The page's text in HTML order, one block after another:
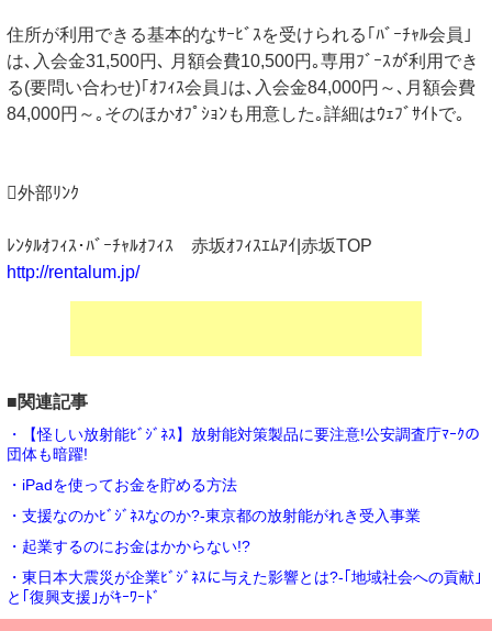
住所が利用できる基本的なｻｰﾋﾞｽを受けられる｢ﾊﾞｰﾁｬﾙ会員｣
は､入会金31,500円､ 月額会費10,500円｡専用ﾌﾞｰｽが利用でき
る(要問い合わせ)｢ｵﾌｨｽ会員｣は､入会金84,000円～､月額会費
84,000円～｡そのほかｵﾌﾟｼｮﾝも用意した｡詳細はｳｪﾌﾞｻｲﾄで｡
外部ﾘﾝｸ
ﾚﾝﾀﾙｵﾌｨｽ･ﾊﾞｰﾁｬﾙｵﾌｨｽ 赤坂ｵﾌｨｽｴﾑｱｲ|赤坂TOP
http://rentalum.jp/
■関連記事
・【怪しい放射能ﾋﾞｼﾞﾈｽ】放射能対策製品に要注意!公安調査庁ﾏｰｸの
団体も暗躍!
・iPadを使ってお金を貯める方法
・支援なのかﾋﾞｼﾞﾈｽなのか?-東京都の放射能がれき受入事業
・起業するのにお金はかからない!?
・東日本大震災が企業ﾋﾞｼﾞﾈｽに与えた影響とは?-｢地域社会への貢献｣
と｢復興支援｣がｷｰﾜｰﾄﾞ